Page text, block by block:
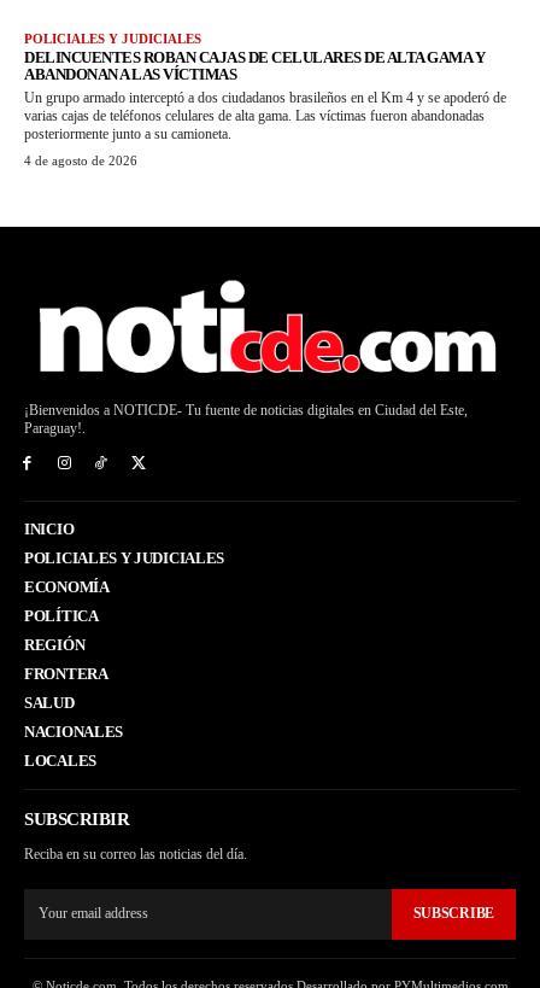
POLICIALES Y JUDICIALES
DELINCUENTES ROBAN CAJAS DE CELULARES DE ALTA GAMA Y
ABANDONAN A LAS VÍCTIMAS
Un grupo armado interceptó a dos ciudadanos brasileños en el Km 4 y se apoderó de
varias cajas de teléfonos celulares de alta gama. Las víctimas fueron abandonadas
posteriormente junto a su camioneta.
4 de agosto de 2026
¡Bienvenidos a NOTICDE- Tu fuente de noticias digitales en Ciudad del Este,
Paraguay!.
INICIO
POLICIALES Y JUDICIALES
ECONOMÍA
POLÍTICA
REGIÓN
FRONTERA
SALUD
NACIONALES
LOCALES
SUBSCRIBIR
Reciba en su correo las noticias del día.
SUBSCRIBE